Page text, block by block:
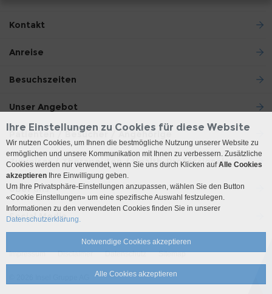
Kontakt
Anreise
Besuchszeiten
Unser Angebot
Patienten / Besucher / Angehörige
Zuweiser / Therapeuten / Health-Professionals
Über uns
Social Media
Impressum Disclaimer Datenschutz Sitemap
Ihre Einstellungen zu Cookies für diese Website
Wir nutzen Cookies, um Ihnen die bestmögliche Nutzung unserer Website zu
ermöglichen und unsere Kommunikation mit Ihnen zu verbessern. Zusätzliche
Cookies werden nur verwendet, wenn Sie uns durch Klicken aufAlle Cookies
akzeptieren Ihre Einwilligung geben.
Um Ihre Privatsphäre-Einstellungen anzupassen, wählen Sie den Button
«Cookie Einstellungen» um eine spezifische Auswahl festzulegen.
Informationen zu den verwendeten Cookies finden Sie in unserer
Datenschutzerklärung.
Notwendige Cookies akzeptieren
Alle Cookies akzeptieren